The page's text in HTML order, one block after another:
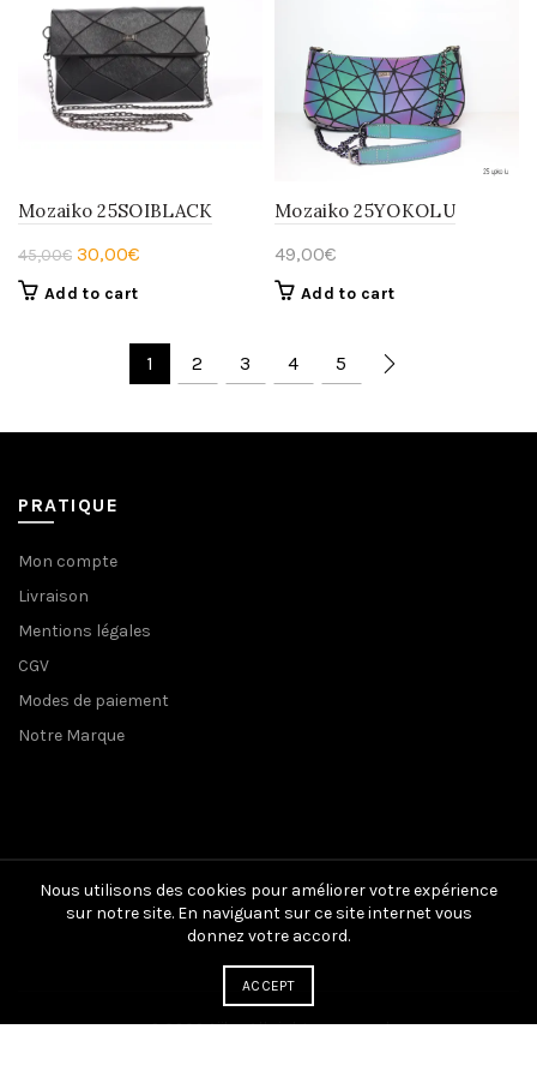
Mozaiko 25SOIBLACK
45,00€ Original
price
45,00€.
30,00€
30,00€.
Add to cart
Mozaiko 25YOKOLU
49,00€
Add to cart
1 2 3 4 5
PRATIQUE
Mon compte
Livraison
Mentions légales
CGV
Modes de paiement
Notre Marque
© 2026Aïko. All rights reserved
Nous utilisons des cookies pour améliorer votre expérience
sur notre site. En naviguant sur ce site internet vous
donnez votre accord.
ACCEPT